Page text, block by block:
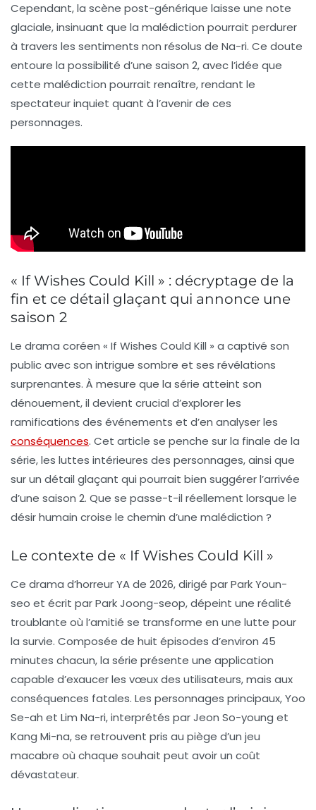
Cependant, la scène post-générique laisse une note
glaciale, insinuant que la malédiction pourrait perdurer
à travers les sentiments non résolus de Na-ri. Ce doute
entoure la possibilité d’une saison 2, avec l’idée que
cette malédiction pourrait renaître, rendant le
spectateur inquiet quant à l’avenir de ces
personnages.
« If Wishes Could Kill » : décryptage de la
fin et ce détail glaçant qui annonce une
saison 2
Le drama coréen « If Wishes Could Kill » a captivé son
public avec son intrigue sombre et ses révélations
surprenantes. À mesure que la série atteint son
dénouement, il devient crucial d’explorer les
ramifications des événements et d’en analyser les
conséquences. Cet article se penche sur la finale de la
série, les luttes intérieures des personnages, ainsi que
sur un détail glaçant qui pourrait bien suggérer l’arrivée
d’une saison 2. Que se passe-t-il réellement lorsque le
désir humain croise le chemin d’une malédiction ?
Le contexte de « If Wishes Could Kill »
Ce drama d’horreurYAde 2026, dirigé par Park Youn-
seo et écrit par Park Joong-seop, dépeint une réalité
troublante où l’amitié se transforme en une lutte pour
la survie. Composée de huit épisodes d’environ 45
minutes chacun, la série présente une application
capable d’exaucer les vœux des utilisateurs, mais aux
conséquences fatales. Les personnages principaux, Yoo
Se-ah et Lim Na-ri, interprétés par Jeon So-young et
Kang Mi-na, se retrouvent pris au piège d’un jeu
macabre où chaque souhait peut avoir un coût
dévastateur.